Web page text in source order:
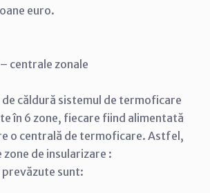
euro.
centrale zonale
de căldură sistemul de termoficare
în 6 zone, fiecare fiind alimentată
o centrală de termoficare. Astfel,
de insularizare :
prevăzute sunt: